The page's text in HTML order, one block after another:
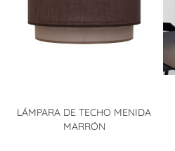
LÁMPARA DE TECHO MENIDA
MARRÓN